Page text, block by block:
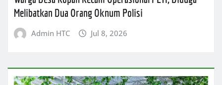
Melibatkan Dua Orang Oknum Polisi
Admin HTC Jul 8, 2026